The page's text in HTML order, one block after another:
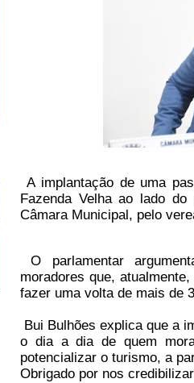
A implantação de uma
Fazenda Velha ao lado
Câmara Municipal, pelo
O parlamentar
moradores que,
fazer uma volta de mais de
Bui Bulhões explica que a
o dia a dia de quem
potencializar o turismo, a
Obrigado por nos credibilizar